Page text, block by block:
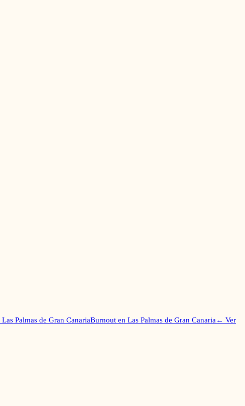
Las Palmas de Gran CanariaBurnout en Las Palmas de Gran Canaria ← Ver